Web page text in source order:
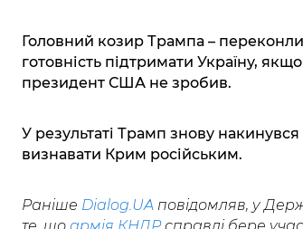
Головний козир Трампа –
готовність підтримати Україну,
президент США не зробив.
У результаті Трамп знову
визнавати Крим російським.
Раніше Dialog.UA повідомляв, у
те, що армія КНДРсправді бере